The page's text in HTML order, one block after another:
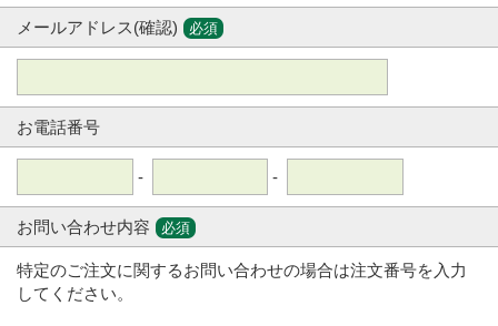
メールアドレス(確認) 必須
お電話番号
- -
お問い合わせ内容 必須
特定のご注文に関するお問い合わせの場合は注文番号を入力
してください。